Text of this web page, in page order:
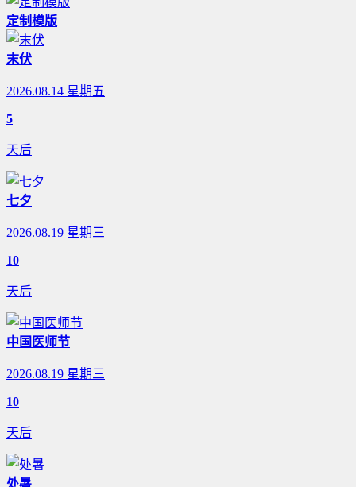
定制模版
末伏
2026.08.14 星期五
5
天后
七夕
2026.08.19 星期三
10
天后
中国医师节
2026.08.19 星期三
10
天后
处暑